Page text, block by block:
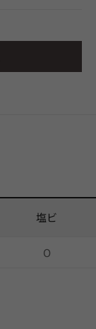
塩ビ
O